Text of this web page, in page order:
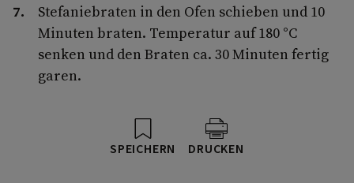
Stefaniebraten in den Ofen schieben und 10
Minuten braten. Temperatur auf 180 °C
senken und den Braten ca. 30 Minuten fertig
garen.
SPEICHERN DRUCKEN